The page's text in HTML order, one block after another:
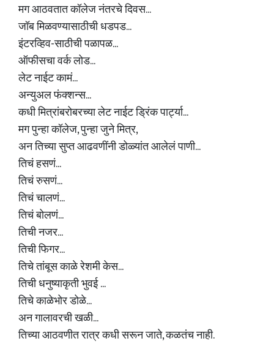
मग आठवतात कॉलेज नंतरचे दिवस...
जॉब मिळवण्यासाठीची धडपड...
इंटरव्हिव-साठीची पळापळ...
ऑफीसचा वर्क लोड...
लेट नाईट कामं...
अन्युअल फंक्शन्स...
कधी मित्रांबरोबरच्या लेट नाईट ड्रिंक पार्ट्या...
मग पुन्हा कॉलेज, पुन्हा जुने मित्र,
अन तिच्या सुप्त आढवणींनी डोळ्यांत आलेलं पाणी...
तिचं हसणं...
तिचं रुसणं...
तिचं चालणं...
तिचं बोलणं...
तिची नजर...
तिची फिगर...
तिचे तांबूस काळे रेशमी केस...
तिची धनुष्याकृती भुवई ...
तिचे काळेभोर डोळे...
अन गालावरची खळी...
तिच्या आठवणीत रात्र कधी सरून जाते, कळतंच नाही.